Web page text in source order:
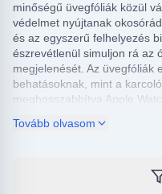
minőségű üvegfóliák közül
védelmet nyújtanak
és az egyszerű felhelyezés
észrevétlenül simuljon rá az
megjelenését. Az üvegfóliák
behatásoknak, mint a
meghosszabbítva Apple
Vásárlóink számára fontos,
tesztelt termékeket találsz.
kategória termékei
Tovább olvasom